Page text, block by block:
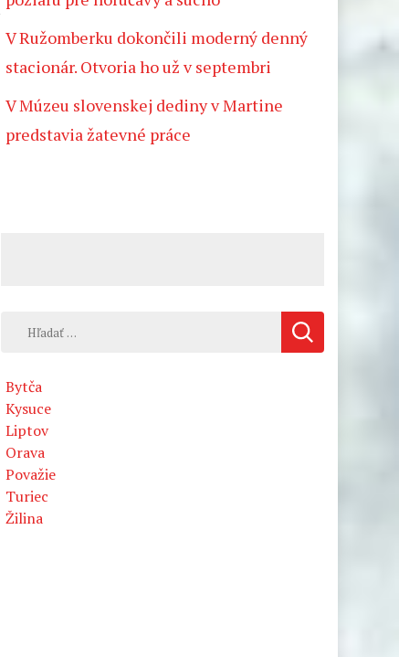
V Ružomberku dokončili moderný denný
stacionár. Otvoria ho už v septembri
V Múzeu slovenskej dediny v Martine
predstavia žatevné práce
Hľadať:
Bytča
Kysuce
Liptov
Orava
Považie
Turiec
Žilina